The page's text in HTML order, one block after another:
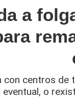
a
centros de
eventual, o